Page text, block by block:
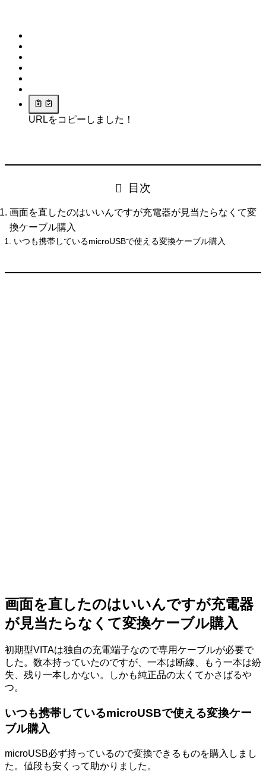
URLをコピーしました！
目次
画面を直したのはいいんですが充電器が見当たらなくて変
換ケーブル購入
いつも携帯しているmicroUSBで使える変換ケーブル購入
画面を直したのはいいんですが充電器
が見当たらなくて変換ケーブル購入
初期型VITAは独自の充電端子なので専用ケーブルが必要で
した。数本持っていたのですが、一本は断線、もう一本は紛
失、残り一本しかない。しかも純正品の太くてかさばるや
つ。
いつも携帯しているmicroUSBで使える変換ケー
ブル購入
microUSB必ず持っているので変換できるものを購入しまし
た。値段も安くって助かりました。